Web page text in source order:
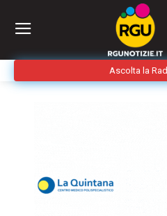
Ascolta la